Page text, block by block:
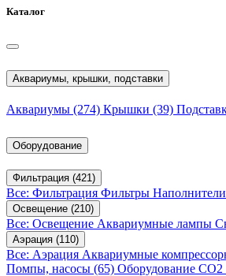
Каталог
Аквариумы, крышки, подставки
Аквариумы (274) Крышки (39)
Оборудование
Фильтрация (421)
Все: Фильтрация Фильтры Наполнители
Освещение (210)
Все: Освещение Аквариумные лампы
Аэрация (110)
Все: Аэрация Аквариумные
Помпы, насосы (65) Оборудование CO2